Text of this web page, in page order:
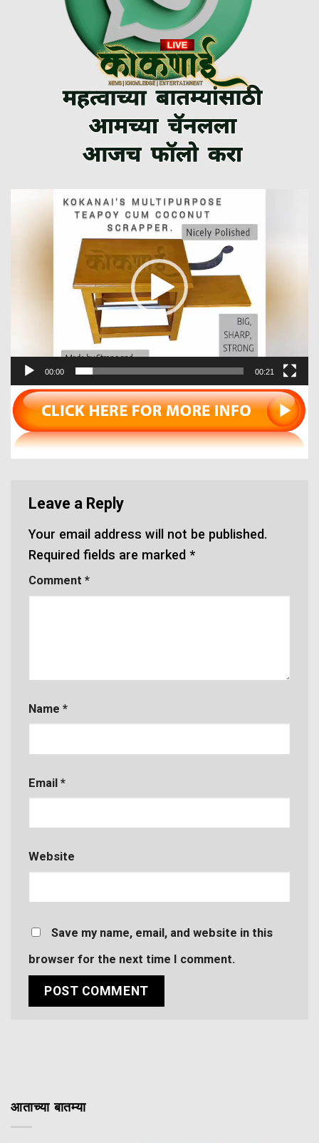
00:00 00:21
Leave a Reply
Your email address will not be published.
Required fields are marked *
Comment *
Name *
Email *
Website
Save my name, email, and website in this
browser for the next time I comment.
आताच्या बातम्या